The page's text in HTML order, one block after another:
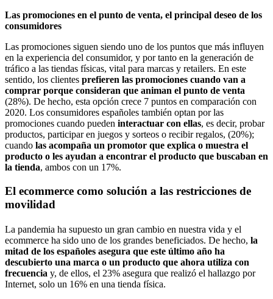
Las promociones en el punto de venta, el principal deseo de los
consumidores
Las promociones siguen siendo uno de los puntos que más influyen
en la experiencia del consumidor, y por tanto en la generación de
tráfico a las tiendas físicas, vital para marcas y retailers. En este
sentido, los clientes prefieren las promociones cuando van a
comprar porque consideran que animan el punto de venta
(28%). De hecho, esta opción crece 7 puntos en comparación con
2020. Los consumidores españoles también optan por las
promociones cuando pueden interactuar con ellas, es decir, probar
productos, participar en juegos y sorteos o recibir regalos, (20%);
cuando las acompaña un promotor que explica o muestra el
producto o les ayudan a encontrar el producto que buscaban en
la tienda, ambos con un 17%.
El ecommerce como solución a las restricciones de
movilidad
La pandemia ha supuesto un gran cambio en nuestra vida y el
ecommerce ha sido uno de los grandes beneficiados. De hecho, la
mitad de los españoles asegura que este último año ha
descubierto una marca o un producto que ahora utiliza con
frecuencia y, de ellos, el 23% asegura que realizó el hallazgo por
Internet, solo un 16% en una tienda física.